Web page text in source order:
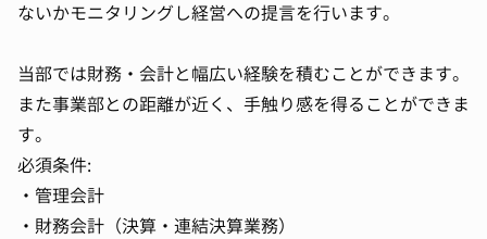
ないかモニタリングし経営への提言を行います。
当部では財務・会計と幅広い経験を積むことができます。
また事業部との距離が近く、手触り感を得ることができま
す。
必須条件:
・管理会計
・財務会計（決算・連結決算業務）